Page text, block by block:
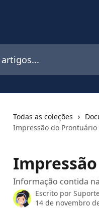
Todas as coleções
Impressão do Prontuário
Informação contida
Escrito por
14 de novembro